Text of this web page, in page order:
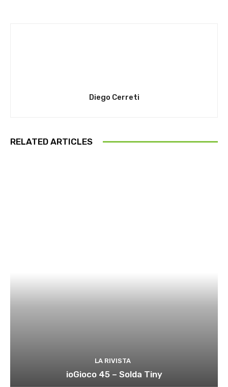
Diego Cerreti
RELATED ARTICLES
LA RIVISTA
ioGioco 45 – Solda Tiny